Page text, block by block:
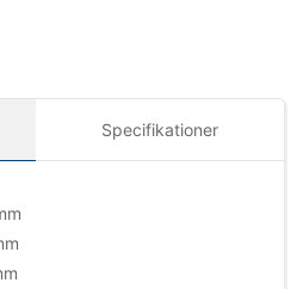
Specifikationer